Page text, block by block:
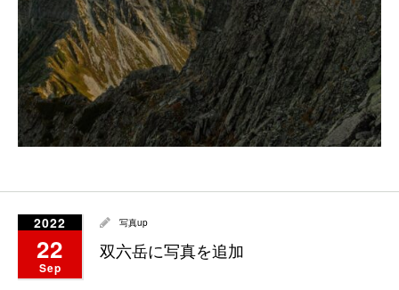
2022
22
Sep
写真up
双六岳に写真を追加